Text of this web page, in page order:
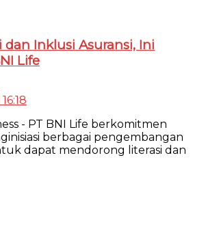
dan Inklusi Asuransi, Ini
Life
- PT BNI Life berkomitmen
berbagai pengembangan
dapat mendorong literasi dan